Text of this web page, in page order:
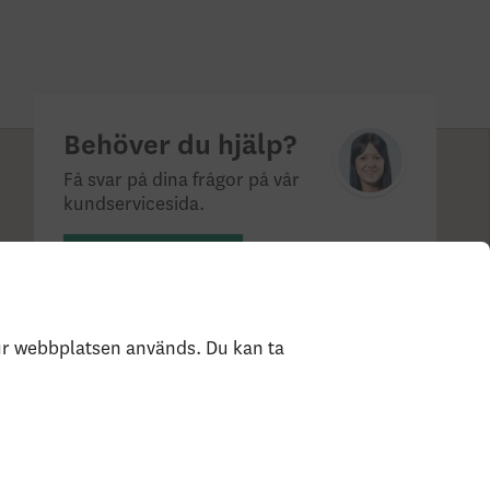
Behöver du hjälp?
Få svar på dina frågor på vår
kundservicesida.
webbplatsen används. Du kan ta